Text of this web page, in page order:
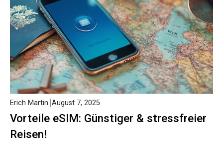
Vorteile eSIM: Günstiger & stressfreier
Reisen!
Erich Martin August 7, 2025